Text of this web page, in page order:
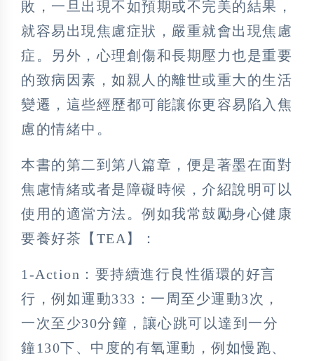
敗，一旦出現不如預期或不完美的結果，
就容易出現焦慮症狀，嚴重就會出現焦慮
症。另外，心理創傷和長期壓力也是重要
的致病因素，如親人的離世或重大的生活
變遷，這些經歷都可能讓你更容易陷入焦
慮的情緒中。
本書的第二到第八篇章，便是著墨在面對
焦慮情緒或者是障礙時候，介紹說明可以
使用的適當方法。例如我常鼓勵身心健康
要養好茶【TEA】：
1-Action：要持續進行良性循環的好言
行，例如運動333：一周至少運動3次，
一次至少30分鐘，讓心跳可以達到一分
鐘130下、中度的有氧運動，例如慢跑、